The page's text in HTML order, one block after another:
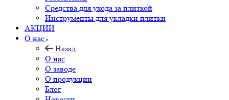
Средства для ухода за плиткой
Инструменты для укладки плитки
АКЦИИ
О нас
Назад
О нас
О заводе
О продукции
Блог